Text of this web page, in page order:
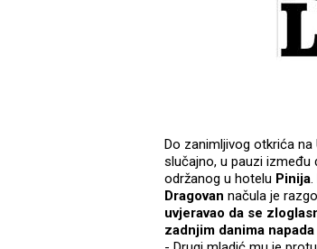
Do zanimljivog otkrića
slučajno, u pauzi između
održanog u hotelu Pinija.
Dragovan načula je
uvjeravao da se
zadnjim danima